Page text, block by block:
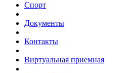
Спорт
Документы
Контакты
Виртуальная приемная